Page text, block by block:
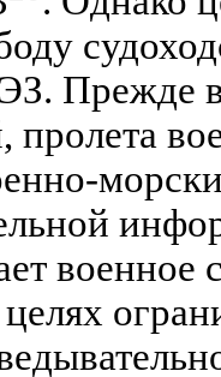
Прежде
пролета
военное